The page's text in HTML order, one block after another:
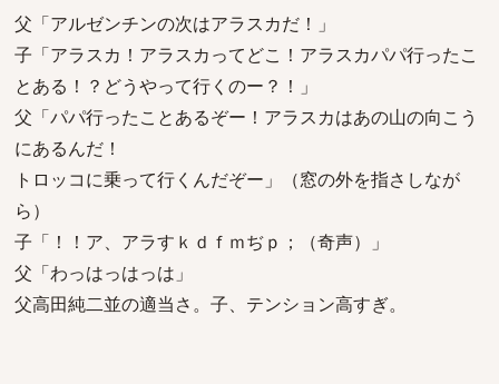
父「アルゼンチンの次はアラスカだ！」
子「アラスカ！アラスカってどこ！アラスカパパ行ったこ
とある！？どうやって行くのー？！」
父「パパ行ったことあるぞー！アラスカはあの山の向こう
にあるんだ！
トロッコに乗って行くんだぞー」（窓の外を指さしなが
ら）
子「！！ア、アラすｋｄｆｍぢｐ；（奇声）」
父「わっはっはっは」
父高田純二並の適当さ。子、テンション高すぎ。